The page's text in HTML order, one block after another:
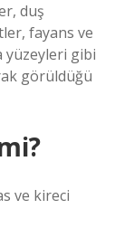
duş
fayans ve
yüzeyleri gibi
görüldüğü
ve kireci